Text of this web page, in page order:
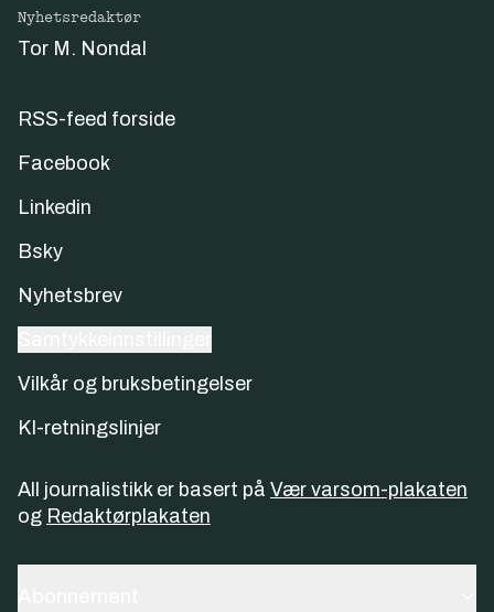
Nyhetsredaktør
Tor M. Nondal
RSS-feed forside
Facebook
Linkedin
Bsky
Nyhetsbrev
Vilkår og bruksbetingelser
KI-retningslinjer
All journalistikk er basert på Vær varsom-plakaten
og Redaktørplakaten